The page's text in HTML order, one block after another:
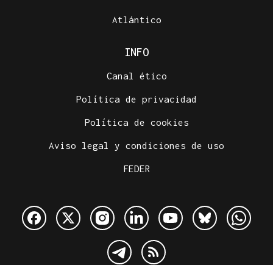
Atlántico
INFO
Canal ético
Política de privacidad
Política de cookies
Aviso legal y condiciones de uso
FEDER